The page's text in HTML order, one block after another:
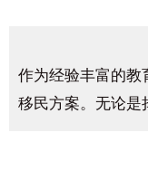
作为经验丰富的教
移民方案。无论是